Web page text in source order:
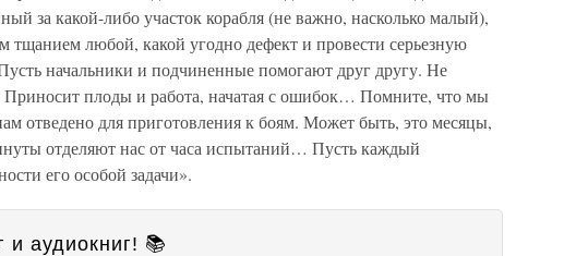
за какой-либо участок корабля (не важно, насколько малый),
тщанием любой, какой угодно дефект и провести серьезную
начальники и подчиненные помогают друг другу. Не
Приносит плоды и работа, начатая с ошибок… Помните, что мы
отведено для приготовления к боям. Может быть, это месяцы,
отделяют нас от часа испытаний… Пусть каждый
его особой задачи».
и аудиокниг! 📚